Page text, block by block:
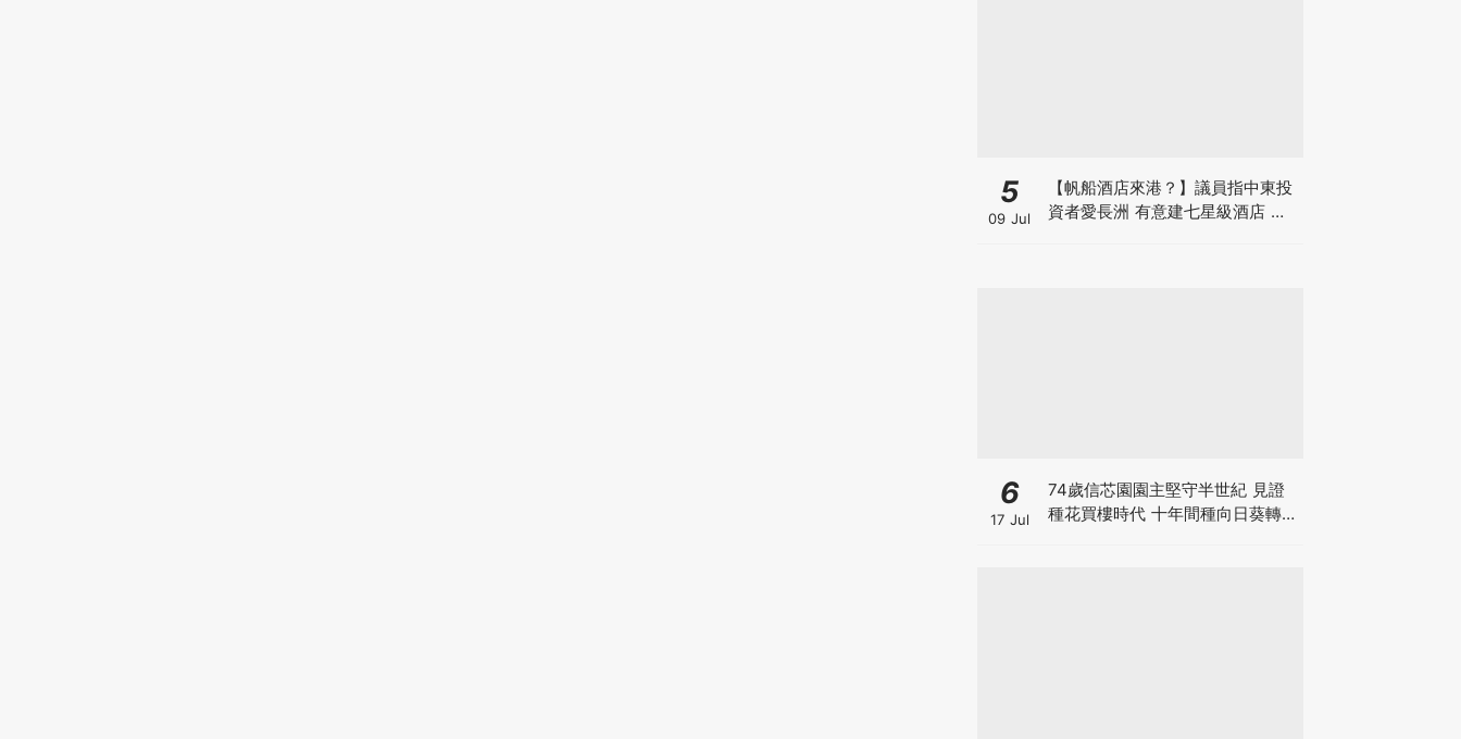
5
09 Jul
【帆船酒店來港？】議員指中東投
資者愛長洲 有意建七星級酒店 望
6
17 Jul
74歲信芯園園主堅守半世紀 見證
種花買樓時代 十年間種向日葵轉型